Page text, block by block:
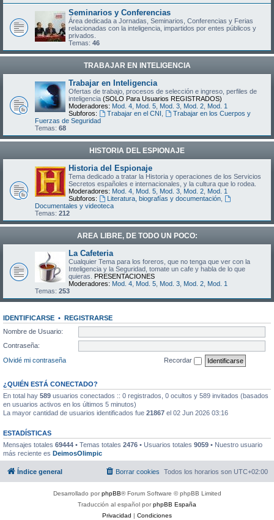
Seminarios y Conferencias
Área dedicada a Jornadas, Seminarios, Conferencias y Ferias
relacionadas con la inteligencia, impartidos por entes públicos y
privados.
Temas: 46
TRABAJAR EN INTELIGENCIA
Trabajar en Inteligencia
Ofertas de trabajo, procesos de selección e ingreso, perfiles de
inteligencia (SOLO Para Usuarios REGISTRADOS)
Moderadores: Mod. 4 Mod. 5 Mod. 3 Mod. 2 Mod. 1
Subforos:
Trabajar en el CNI
Trabajar en los Cuerpos y
Fuerzas de Seguridad
Temas: 68
HISTORIA DEL ESPIONAJE
Historia del Espionaje
Tema dedicado a tratar la Historia y operaciones de los Servicios
Secretos españoles e internacionales, y la cultura que lo rodea.
Moderadores: Mod. 4 Mod. 5 Mod. 3 Mod. 2 Mod. 1
Subforos:
Literatura, biografías y documentación,
Documentales y videoteca
Temas: 212
AREA LIBRE, DE TODO UN POCO:
La Cafeteria
Cualquier Tema para los foreros, que no tenga que ver con la
Inteligencia y la Seguridad, tomate un cafe y habla de lo que
quieras. PRESENTACIONES
Moderadores: Mod. 4 Mod. 5 Mod. 3 Mod. 2 Mod. 1
Temas: 253
IDENTIFICARSE • REGISTRARSE
Nombre de Usuario:
Contraseña:
Olvidé mi contraseña
Recordar
¿QUIÉN ESTÁ CONECTADO?
En total hay 589 usuarios conectados :: 0 registrados, 0 ocultos y 589 invitados (basados
en usuarios activos en los últimos 5 minutos)
La mayor cantidad de usuarios identificados fue 21867 el 02 Jun 2026 03:16
ESTADÍSTICAS
Mensajes totales 69444 • Temas totales 2476 • Usuarios totales 9059 • Nuestro usuario
más reciente es DeimosOlimpic
Índice general Todos los horarios son UTC+02:00
Borrar cookies
Desarrollado porphpBB® Forum Software © phpBB Limited
Traducción al español porphpBB España
Privacidad | Condiciones